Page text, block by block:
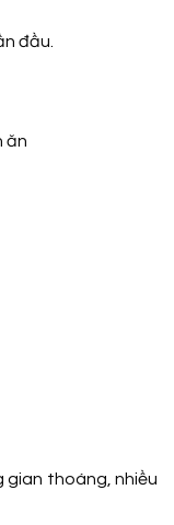
đầu.
ăn
gian thoáng, nhiều